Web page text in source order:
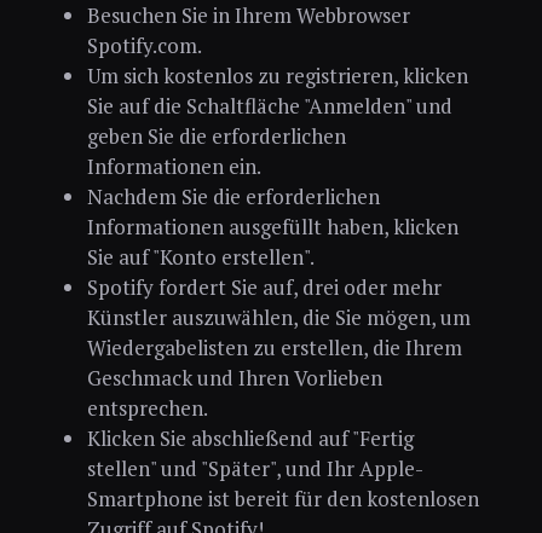
Besuchen Sie in Ihrem Webbrowser
Spotify.com.
Um sich kostenlos zu registrieren, klicken
Sie auf die Schaltfläche "Anmelden" und
geben Sie die erforderlichen
Informationen ein.
Nachdem Sie die erforderlichen
Informationen ausgefüllt haben, klicken
Sie auf "Konto erstellen".
Spotify fordert Sie auf, drei oder mehr
Künstler auszuwählen, die Sie mögen, um
Wiedergabelisten zu erstellen, die Ihrem
Geschmack und Ihren Vorlieben
entsprechen.
Klicken Sie abschließend auf "Fertig
stellen" und "Später", und Ihr Apple-
Smartphone ist bereit für den kostenlosen